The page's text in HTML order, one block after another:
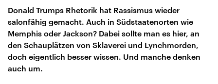
Donald Trumps Rhetorik hat Rassismus wieder
salonfähig gemacht. Auch in Südstaatenorten wie
Memphis oder Jackson? Dabei sollte man es hier, an
den Schauplätzen von Sklaverei und Lynchmorden,
doch eigentlich besser wissen. Und manche denken
auch um.